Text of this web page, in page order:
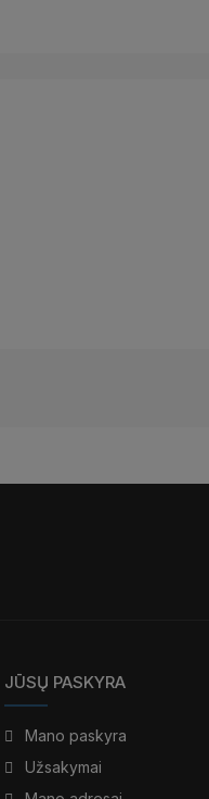
JŪSŲ PASKYRA
Mano paskyra
Užsakymai